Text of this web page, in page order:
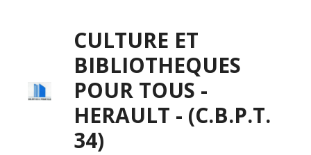
CULTURE ET
BIBLIOTHEQUES
POUR TOUS -
HERAULT - (C.B.P.T.
34)